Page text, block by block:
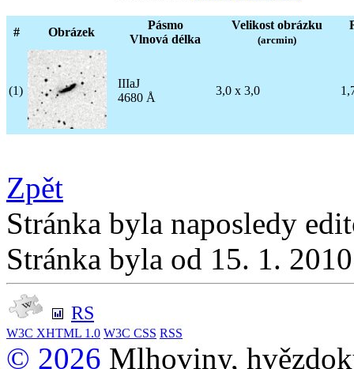
# Obrázek
Pásmo
Vlnová délka
Velikost obrázku
(arcmin)
(1)
IIIaJ
4680 Å
3,0 x 3,0
Zpět
Stránka byla naposledy
Stránka byla od 15. 1.
RS
W3C XHTML 1.0 W3C CSS RSS
© 2026 Mlhoviny,